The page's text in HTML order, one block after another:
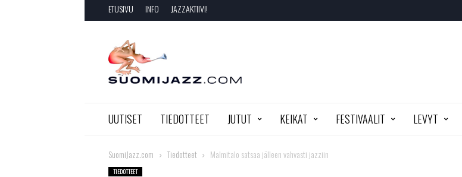
ETUSIVU INFO JAZZAKTIIVI!
SuomiJazz.com
UUTISET TIEDOTTEET JUTUT KEIKAT FESTIVAALIT LEVYT
SuomiJazz.com Tiedotteet Malmitalo satsaa jälleen vahvasti jazziin
TIEDOTTEET